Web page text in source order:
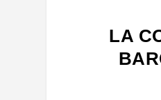
LA